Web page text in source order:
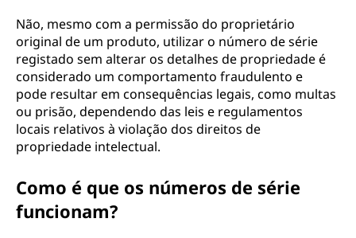
Não, mesmo com a permissão do proprietário
original de um produto, utilizar o número de série
registado sem alterar os detalhes de propriedade é
considerado um comportamento fraudulento e
pode resultar em consequências legais, como multas
ou prisão, dependendo das leis e regulamentos
locais relativos à violação dos direitos de
propriedade intelectual.
Como é que os números de série
funcionam?